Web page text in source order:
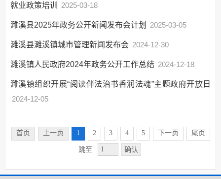
公共资源交易
政策解读
监督保障
就业政策培训
2025-03-18
濉溪县2025年政务公开新闻发布会计划 2025-03-05
濉溪县濉溪镇城市管理新闻发布会 2024-12-30
濉溪镇人民政府2024年政务公开工作总结 2024-12-18
濉溪镇组织开展“阅读伴法治书香润法魂”主题政府开放日
2024-12-05
首页 上一页 1 2 3 4 5 下一页 尾页
跳至 确认